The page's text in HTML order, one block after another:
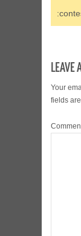
LEAVE
Your
fields